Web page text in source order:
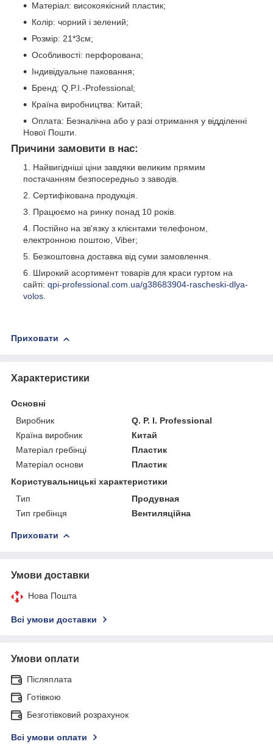
Матеріал: високоякісний пластик;
Колір: чорний і зелений;
Розмір: 21*3см;
Особливості: перфорована;
Індивідуальне паковання;
Бренд: Q.P.I.-Professional;
Країна виробництва: Китай;
Оплата: Безналічна або у разі отримання у відділенні
Нової Пошти.
Причини замовити в нас:
Найвигідніші ціни завдяки великим прямим
постачанням безпосередньо з заводів.
Сертифікована продукція.
Працюємо на ринку понад 10 років.
Постійно на зв'язку з клієнтами телефоном,
електронною поштою, Viber;
Безкоштовна доставка від суми замовлення.
Широкий асортимент товарів для краси гуртом на
сайті: qpi-professional.com.ua/g38683904-rascheski-dlya-
volos.
Приховати
Характеристики
Основні
Виробник
Q. P. I. Professional
Країна виробник
Китай
Матеріал гребінці
Пластик
Матеріал основи
Пластик
Користувальницькі характеристики
Тип
Продувная
Тип гребінця
Вентиляційна
Приховати
Умови доставки
Нова Пошта
Всі умови доставки
Умови оплати
Післяплата
Готівкою
Безготівковий розрахунок
Всі умови оплати